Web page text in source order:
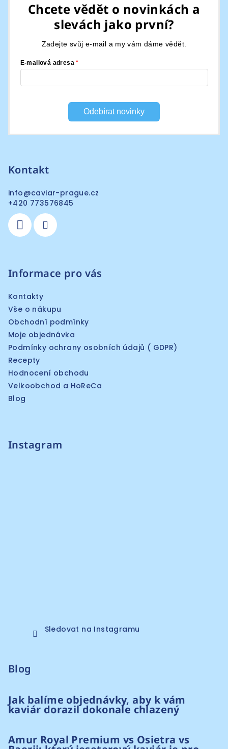
Chcete vědět o novinkách a
slevách jako první?
Zadejte svůj e-mail a my vám dáme vědět.
E-mailová adresa
Odebírat novinky
Kontakt
info@caviar-prague.cz
+420 773576845
Informace pro vás
Kontakty
Vše o nákupu
Obchodní podmínky
Moje objednávka
Podmínky ochrany osobních údajů ( GDPR)
Recepty
Hodnocení obchodu
Velkoobchod a HoReCa
Blog
Instagram
Sledovat na Instagramu
Blog
Jak balíme objednávky, aby k vám
kaviár dorazil dokonale chlazený
Amur Royal Premium vs Osietra vs